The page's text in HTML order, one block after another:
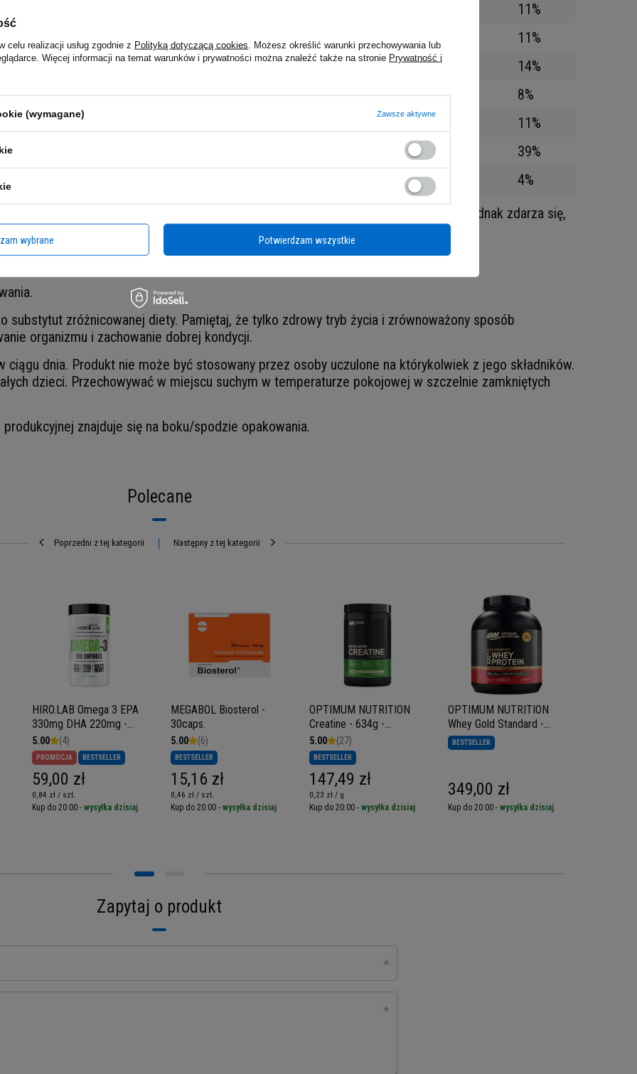
11%
18 g 9,0 g
11%
8,6 g 4,3 g
14%
8%
11%
39%
4%
różnić się w zależności od partii. Strona jest na bieżąco aktualizowana, jednak zdarza się,
osoby dorosłej (8400 kJ/2000 kcal)
się nieznacznie różnić w zależności od wariantu smakowego produktu.
substytut zróżnicowanej diety. Pamiętaj, że tylko zdrowy tryb życia i zrównoważony sposób
organizmu i zachowanie dobrej kondycji.
dnia. Produkt nie może być stosowany przez osoby uczulone na którykolwiek z jego składników.
dzieci. Przechowywać w miejscu suchym w temperaturze pokojowej w szczelnie zamkniętych
znajduje się na boku/spodzie opakowania.
Polecane
Poprzedni z tej kategorii
HIRO.LAB Omega 3 EPA
330mg DHA 220mg -
120softgels
5.00 (4)
PROMOCJA BESTSELLER
59,00 zł
0,84 zł / szt.
Kup do 20:00 - wysyłka dzisiaj
MEGABOL Biosterol -
30caps.
5.00 (6)
BESTSELLER
15,16 zł
0,46 zł / szt.
Kup do 20:00 - wysyłka dzisiaj
OPTIMUM NUTRITION
Creatine - 634g -
Kreatyna
5.00 (27)
BESTSELLER
147,49 zł
0,23 zł / g
Kup do 20:00 - wysyłka dzisiaj
OPTIMUM NUTRITION
Whey Gold Standard -
2020g
BESTSELLER
349,00 zł
Kup do 20:00 - wysyłka dzisiaj
Następny z tej kategorii
Zapytaj o produkt
celu realizacji usług zgodnie z Polityką dotyczącą cookies . Możesz określić warunki przechowywania lub
Więcej informacji na temat warunków i prywatności można znaleźć także na stronie Prywatność i
(wymagane) Zawsze aktywne
wybrane Potwierdzam wszystkie